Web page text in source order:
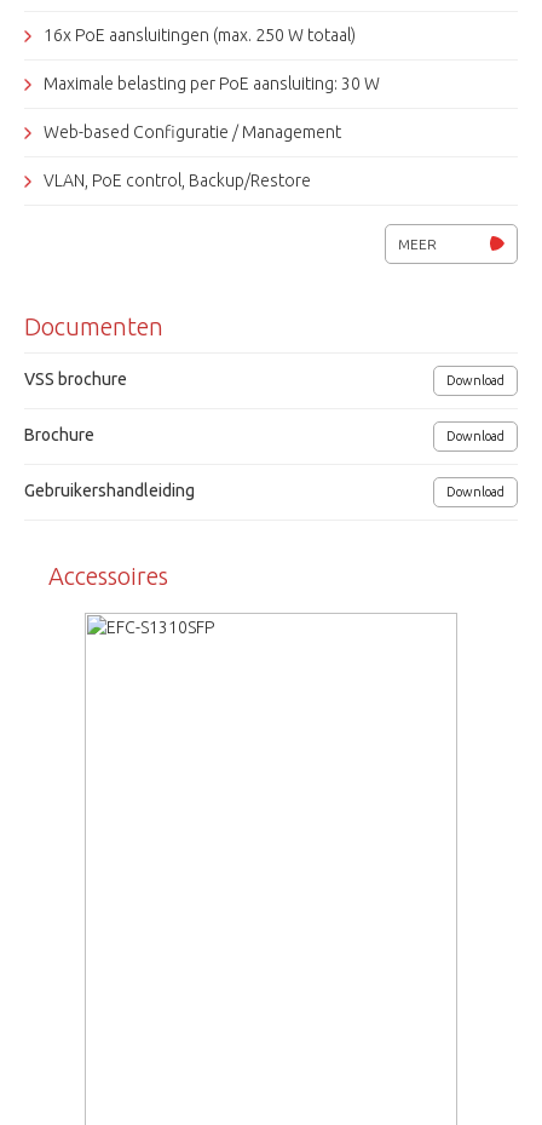
16x PoE aansluitingen (max. 250 W totaal)
Maximale belasting per PoE aansluiting: 30 W
Web-based Configuratie / Management
VLAN, PoE control, Backup/Restore
Incl. 19 inch rack montage beugels
Eneo
MEER
Documenten
VSS brochure Download
Brochure Download
Gebruikershandleiding Download
Accessoires